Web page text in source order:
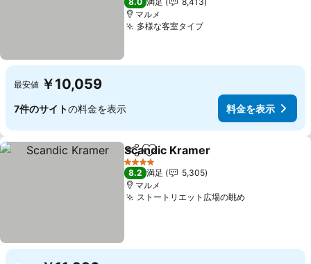
マルメ
多様な客室タイプ
最安値 ￥10,059
7件のサイトの料金を表示 料金を表示
シェアお気に入りに追加
Scandic Kramer
4 ホテルのランク
8.2 満足
5,305
マルメ
ストートリエット広場の眺め